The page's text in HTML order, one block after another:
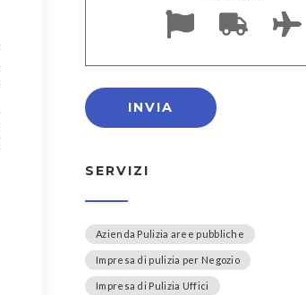
SERVIZI
Azienda Pulizia aree pubbliche
Impresa di pulizia per Negozio
Impresa di Pulizia Uffici